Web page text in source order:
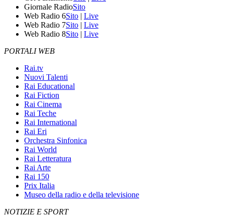
Giornale RadioSito
Web Radio 6Sito | Live
Web Radio 7Sito | Live
Web Radio 8Sito | Live
PORTALI WEB
Rai.tv
Nuovi Talenti
Rai Educational
Rai Fiction
Rai Cinema
Rai Teche
Rai International
Rai Eri
Orchestra Sinfonica
Rai World
Rai Letteratura
Rai Arte
Rai 150
Prix Italia
Museo della radio e della televisione
NOTIZIE E SPORT